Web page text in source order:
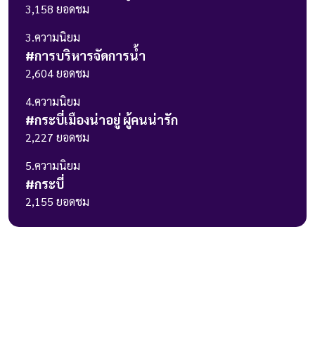
3,158 ยอดชม
3.ความนิยม
#การบริหารจัดการน้ำ
2,604ยอดชม
4.ความนิยม
#กระบี่เมืองน่าอยู่ ผู้คนน่ารัก
2,227 ยอดชม
5.ความนิยม
#กระบี่
2,155 ยอดชม